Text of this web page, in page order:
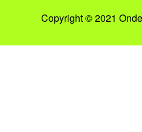
Copyright © 2021